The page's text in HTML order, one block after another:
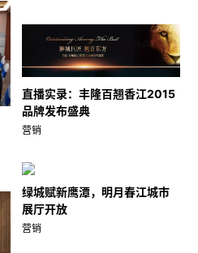
直播实录：丰隆百翘香江2015
品牌发布盛典
营销
绿城赋新鹰潭，明月春江城市
展厅开放
营销